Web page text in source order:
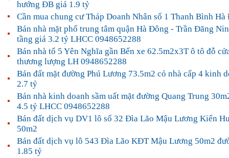
hướng ĐB giá 1.9 tỷ
Cần mua chung cư Tháp Doanh Nhân số 1 Thanh Bình
Bán nhà mặt phố trung tâm quận Hà Đông - Trần Đăng
tầng giá 3.2 tỷ LHCC 0948652288
Bán nhà tổ 5 Yên Nghĩa gần Bến xe 62.5m2x3T ô tô đỗ
thương lượng LH 0948652288
Bán đất mặt đường Phú Lương 73.5m2 có nhà cấp 4 kinh
2.7 tỷ
Bán nhà kinh doanh sầm uất mặt đường Quang Trung
4.5 tỷ LHCC 0948652288
Bán đất dịch vụ DV1 lô số 32 Đìa Lão Mậu Lương Kiến
50m2
Bán đất dịch vụ lô 543 Đìa Lão KĐT Mậu Lương 50m2
1.85 tỷ